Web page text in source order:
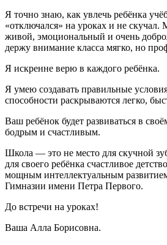
Я точно знаю, как увлечь ребёнка
«отключался» на уроках и не
живой, эмоциональный и очень
держу внимание класса мягко, но
Я искренне верю в каждого ребёнка.
Я умею создавать правильные
способности раскрываются легко,
Ваш ребёнок будет развиваться в
бодрым и счастливым.
Школа — это не место для скучной
для своего ребёнка счастливое
мощным интеллектуальным
Гимназии имени Петра Первого.
До встречи на уроках!
Ваша Алла Борисовна.